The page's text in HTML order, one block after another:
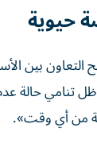
حيوية
التعاون بين
تنامي حالة
من أي وقت».